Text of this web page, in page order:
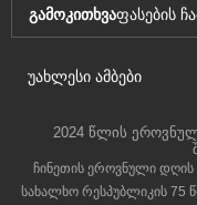
გამოკითხვაფასების
უახლესი ამბები
2024 წლის
ჩინეთის ეროვნული დღის
სახალხო რესპუბლიკის 75